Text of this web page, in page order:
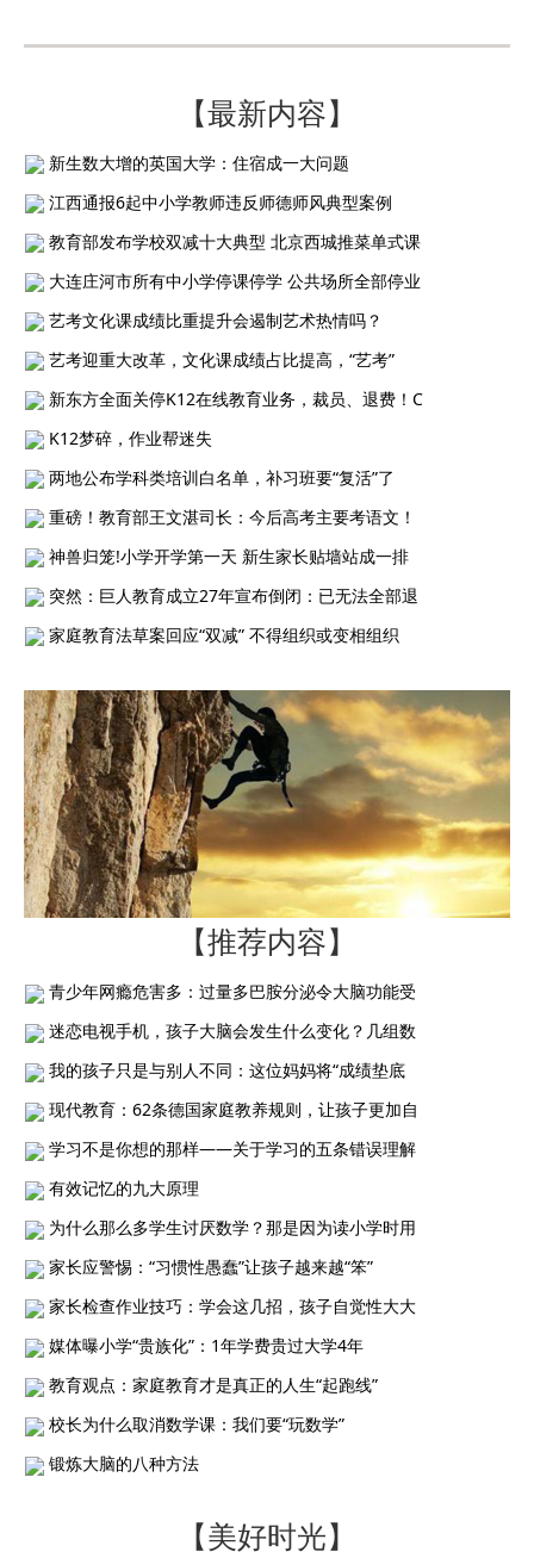
【最新内容】
新生数大增的英国大学：住宿成一大问题
江西通报6起中小学教师违反师德师风典型案例
教育部发布学校双减十大典型 北京西城推菜单式课
大连庄河市所有中小学停课停学 公共场所全部停业
艺考文化课成绩比重提升会遏制艺术热情吗？
艺考迎重大改革，文化课成绩占比提高，“艺考”
新东方全面关停K12在线教育业务，裁员、退费！C
K12梦碎，作业帮迷失
两地公布学科类培训白名单，补习班要“复活”了
重磅！教育部王文湛司长：今后高考主要考语文！
神兽归笼!小学开学第一天 新生家长贴墙站成一排
突然：巨人教育成立27年宣布倒闭：已无法全部退
家庭教育法草案回应“双减” 不得组织或变相组织
【推荐内容】
青少年网瘾危害多：过量多巴胺分泌令大脑功能受
迷恋电视手机，孩子大脑会发生什么变化？几组数
我的孩子只是与别人不同：这位妈妈将“成绩垫底
现代教育：62条德国家庭教养规则，让孩子更加自
学习不是你想的那样——关于学习的五条错误理解
有效记忆的九大原理
为什么那么多学生讨厌数学？那是因为读小学时用
家长应警惕：“习惯性愚蠢”让孩子越来越“笨”
家长检查作业技巧：学会这几招，孩子自觉性大大
媒体曝小学“贵族化”：1年学费贵过大学4年
教育观点：家庭教育才是真正的人生“起跑线”
校长为什么取消数学课：我们要“玩数学”
锻炼大脑的八种方法
【美好时光】